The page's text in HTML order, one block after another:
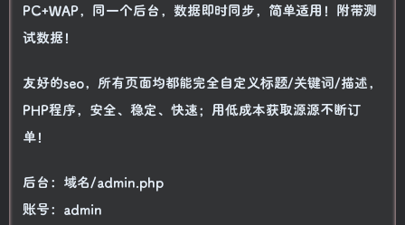
PC+WAP，同一个后台，数据即时同步，简单适用！附带测
试数据！
友好的seo，所有页面均都能完全自定义标题/关键词/描述，
PHP程序，安全、稳定、快速；用低成本获取源源不断订
单！
后台：域名/admin.php
账号：admin